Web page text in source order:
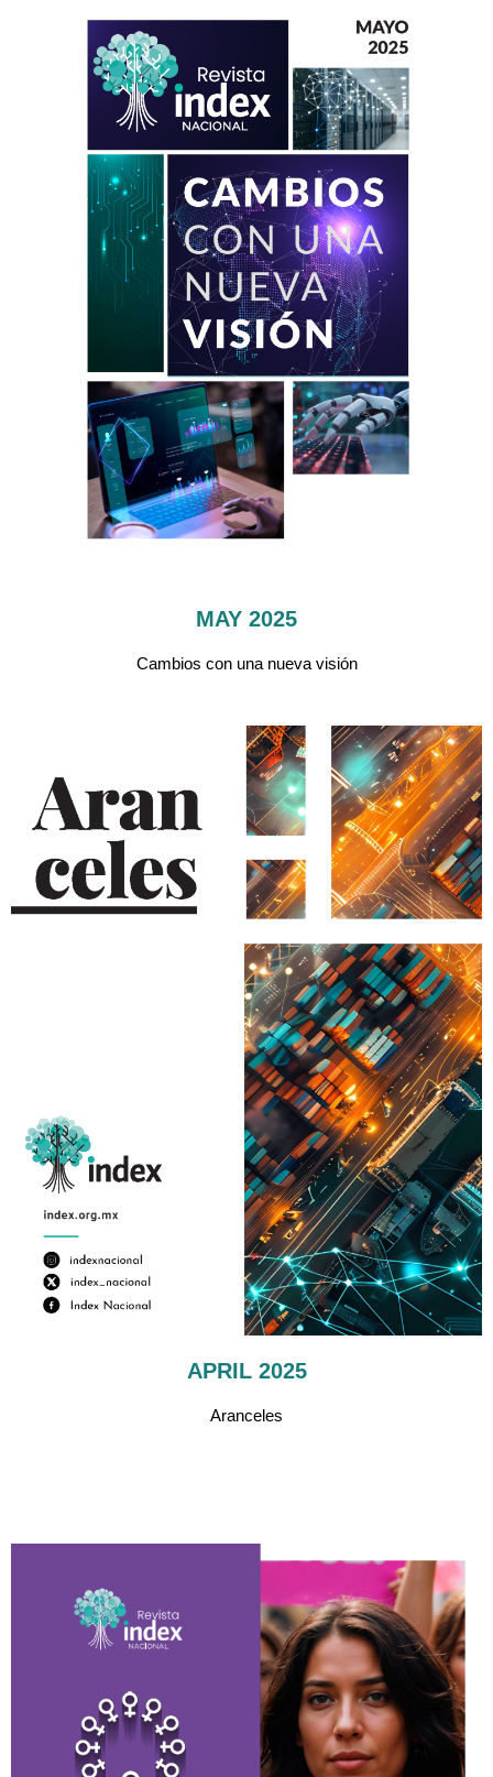
MAY 2025
Cambios con una nueva visión
APRIL 2025
Aranceles